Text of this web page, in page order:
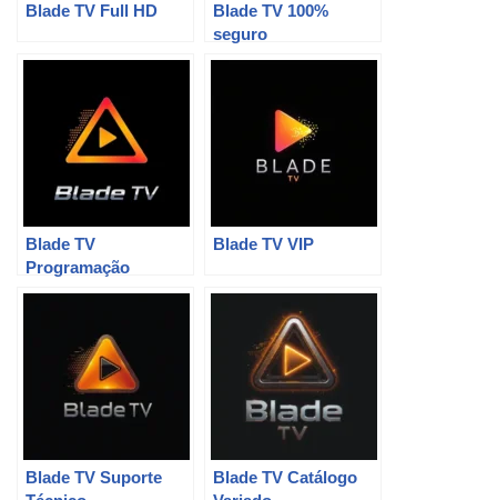
Blade TV Full HD
Blade TV 100%
seguro
Blade TV
Programação
completa
Blade TV VIP
Blade TV Suporte
Blade TV Catálogo